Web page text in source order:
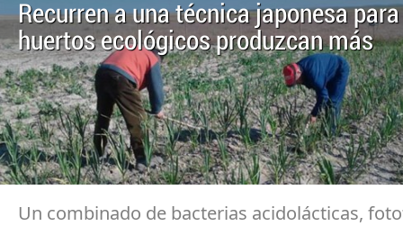
Recurren a una técnica japonesa
huertos ecológicos produzcan más
Un combinado de bacterias acidolácticas,